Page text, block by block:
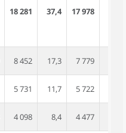
18 281 37,4 17 978
8 452 17,3 7 779
5 731 11,7 5 722
4 098 8,4 4 477